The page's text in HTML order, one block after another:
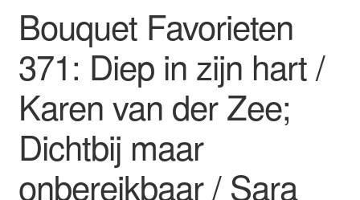
Bouquet Favorieten
371: Diep in zijn hart /
Karen van der Zee;
Dichtbij maar
onbereikbaar / Sara